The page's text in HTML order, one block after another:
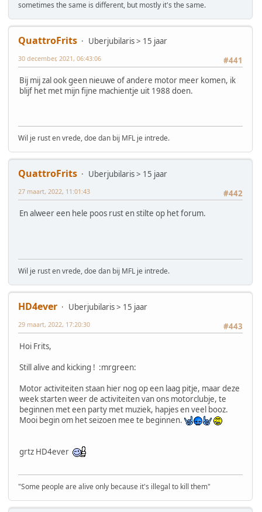
sometimes the same is different, but mostly it's the same.
QuattroFrits
Uberjubilaris > 15 jaar
#441
30 december, 2021, 06:43:06
Bij mij zal ook geen nieuwe of andere motor meer komen, ik
blijf het met mijn fijne machientje uit 1988 doen.
Wil je rust en vrede, doe dan bij MFL je intrede.
QuattroFrits
Uberjubilaris > 15 jaar
#442
27 maart, 2022, 11:01:43
En alweer een hele poos rust en stilte op het forum.
Wil je rust en vrede, doe dan bij MFL je intrede.
HD4ever
Uberjubilaris > 15 jaar
#443
29 maart, 2022, 17:20:30
Hoi Frits,
Still alive and kicking ! :mrgreen:
Motor activiteiten staan hier nog op een laag pitje, maar deze
week starten weer de activiteiten van ons motorclubje, te
beginnen met een party met muziek, hapjes en veel booz.
Mooi begin om het seizoen mee te beginnen.
grtz HD4ever
"Some people are alive only because it's illegal to kill them"